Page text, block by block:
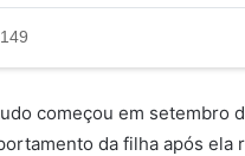
começou em setembro
da filha após ela